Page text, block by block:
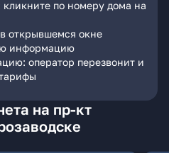
по номеру дома на
открывшемся окне
информацию
оператор перезвонит и
на пр-кт